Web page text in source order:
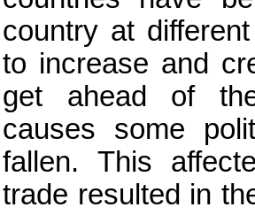
country at
to increase and
get ahead of
causes some
fallen. This
trade resulted in